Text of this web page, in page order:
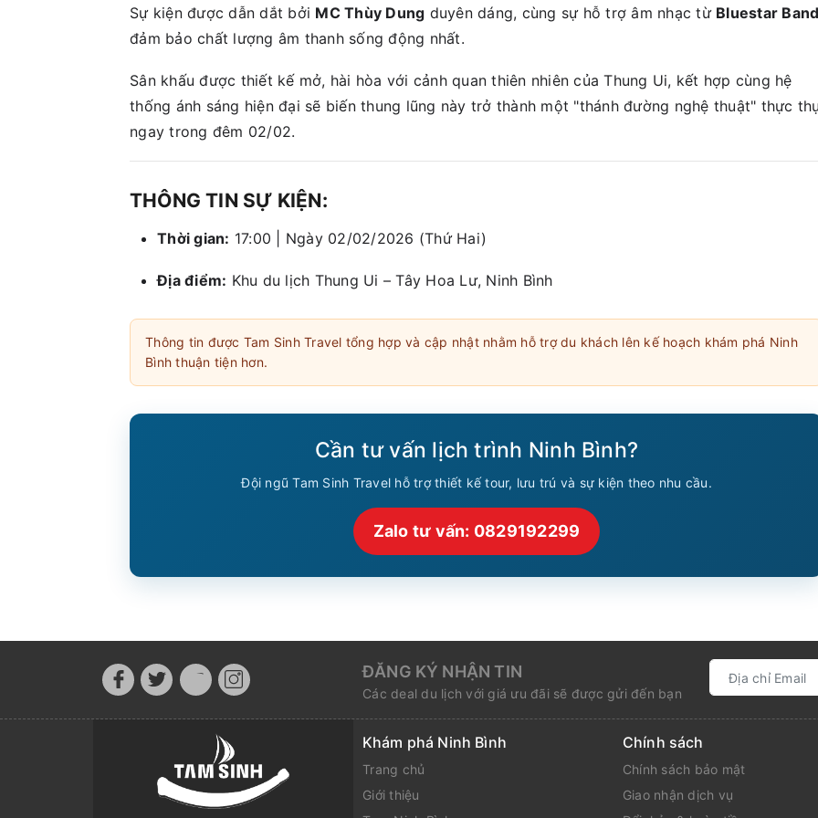
Sự kiện được dẫn dắt bởi MC Thùy Dung duyên dáng, cùng sự hỗ trợ âm nhạc từ Bluestar Band
đảm bảo chất lượng âm thanh sống động nhất.
Sân khấu được thiết kế mở, hài hòa với cảnh quan thiên nhiên của Thung Ui, kết hợp cùng hệ
thống ánh sáng hiện đại sẽ biến thung lũng này trở thành một "thánh đường nghệ thuật" thực thụ
ngay trong đêm 02/02.
THÔNG TIN SỰ KIỆN:
Thời gian: 17:00 | Ngày 02/02/2026 (Thứ Hai)
Địa điểm: Khu du lịch Thung Ui – Tây Hoa Lư, Ninh Bình
Thông tin được Tam Sinh Travel tổng hợp và cập nhật nhằm hỗ trợ du khách lên kế hoạch khám phá Ninh
Bình thuận tiện hơn.
Cần tư vấn lịch trình Ninh Bình?
Đội ngũ Tam Sinh Travel hỗ trợ thiết kế tour, lưu trú và sự kiện theo nhu cầu.
Zalo tư vấn: 0829192299
ĐĂNG KÝ NHẬN TIN
Các deal du lịch với giá ưu đãi sẽ được gửi đến bạn
Khám phá Ninh Bình
Trang chủ
Giới thiệu
Chính sách
Chính sách bảo mật
Giao nhận dịch vụ